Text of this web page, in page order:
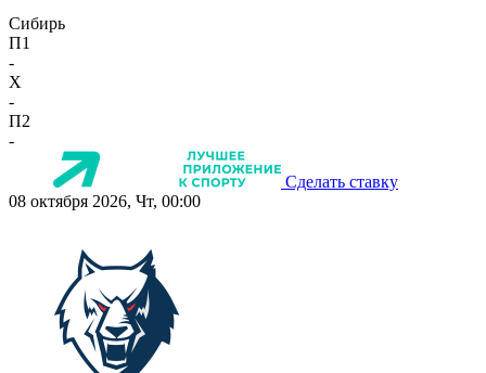
Сибирь
П1
-
X
-
П2
-
Сделать ставку
08 октября 2026, Чт, 00:00